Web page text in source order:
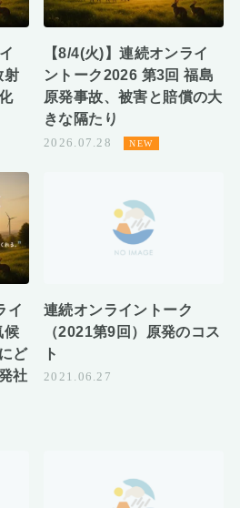
射
【8/4(火)】連続オンライ
ントーク2026 第3回 福島
原発事故、被害と賠償の大
きな隔たり
2026.07.28
イ
候
ど
社
連続オンライントーク
（2021第9回）原発のコス
ト
2021.06.27